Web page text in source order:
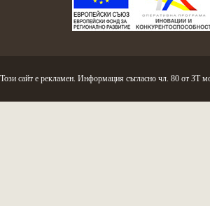
Този сайт е рекламен. Информация съгласно чл. 80 от ЗТ